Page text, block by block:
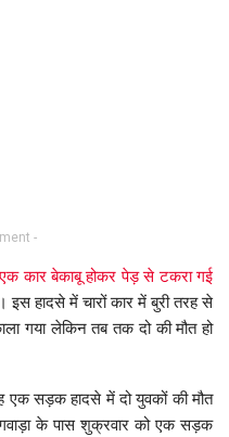
-
एक कार बेकाबू होकर पेड़ से टकरा गई
हादसे में चारों कार में बुरी तरह से
गया लेकिन तब तक दो की मौत हो
एक सड़क हादसे में दो युवकों की मौत
के पास शुक्रवार को एक सड़क